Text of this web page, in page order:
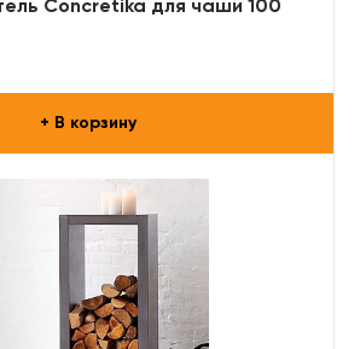
Concretika для чаши 100
+ В корзину